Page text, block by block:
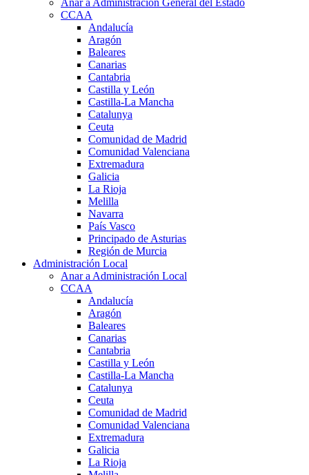
CCAA
Andalucía
Aragón
Baleares
Canarias
Cantabria
Castilla y León
Castilla-La Mancha
Catalunya
Ceuta
Comunidad de Madrid
Comunidad Valenciana
Extremadura
Galicia
La Rioja
Melilla
Navarra
País Vasco
Principado de Asturias
Región de Murcia
Administración Local
Anar a Administración Local
CCAA
Andalucía
Aragón
Baleares
Canarias
Cantabria
Castilla y León
Castilla-La Mancha
Catalunya
Ceuta
Comunidad de Madrid
Comunidad Valenciana
Extremadura
Galicia
La Rioja